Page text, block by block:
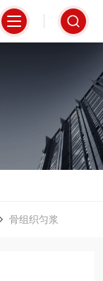
骨组织匀浆